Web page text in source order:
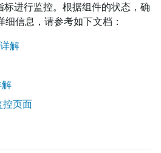
标进行监控。根据组件的状态，确
信息，请参考如下文档：
解
控页面